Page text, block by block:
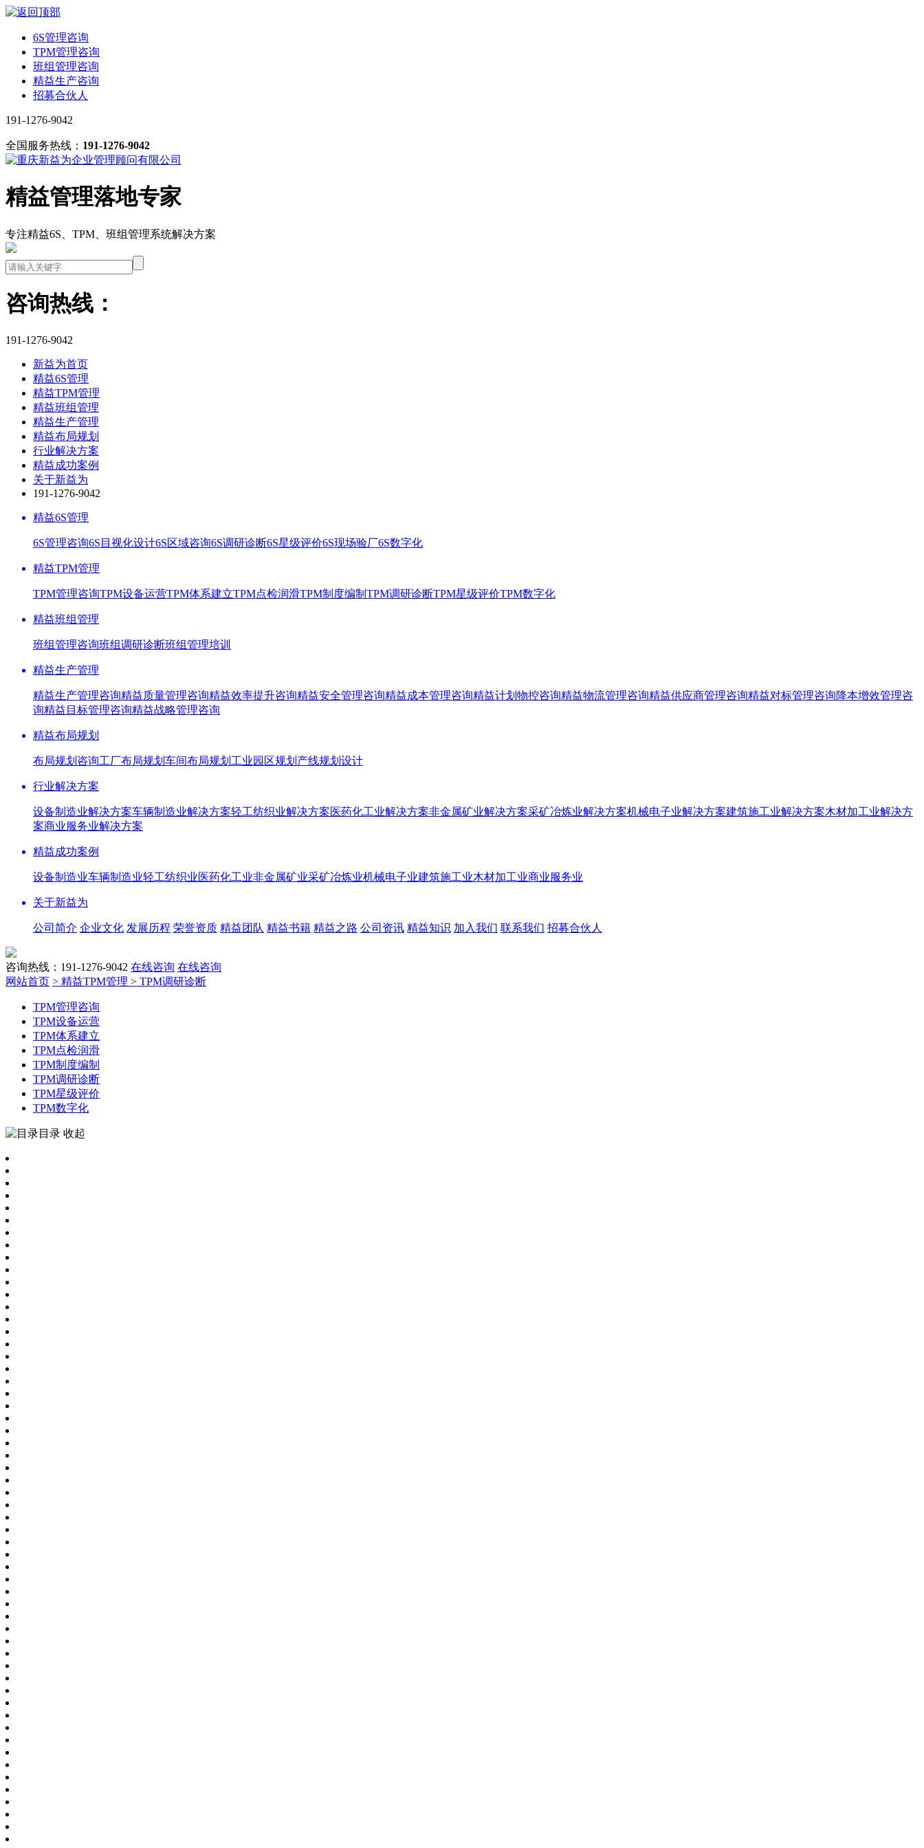
6S管理咨询
TPM管理咨询
班组管理咨询
精益生产咨询
招募合伙人
191-1276-9042
全国服务热线： 191-1276-9042
精益管理落地专家
专注精益6S、TPM、班组管理系统解决方案
咨询热线：
191-1276-9042
新益为首页
精益6S管理
精益TPM管理
精益班组管理
精益生产管理
精益布局规划
行业解决方案
精益成功案例
关于新益为
191-1276-9042
精益6S管理
6S管理咨询6S目视化设计6S区域咨询6S调研诊断6S星级评价6S现场验厂6S数字化
精益TPM管理
TPM管理咨询TPM设备运营TPM体系建立TPM点检润滑TPM制度编制 TPM调研诊断TPM星级评价TPM数字化
精益班组管理
班组管理咨询班组调研诊断班组管理培训
精益生产管理
精益生产管理咨询精益质量管理咨询精益效率提升咨询精益安全管理咨询精益成本管理咨询精益计划物控咨询精益物流管理咨询精益供应商管理咨询精益对标管理咨询降本增效管理咨
询精益目标管理咨询精益战略管理咨询
精益布局规划
布局规划咨询工厂布局规划 车间布局规划 工业园区规划 产线规划设计
行业解决方案
设备制造业解决方案车辆制造业解决方案轻工纺织业解决方案医药化工业解决方案非金属矿业解决方案采矿冶炼业解决方案机械电子业解决方案建筑施工业解决方案木材加工业解决方
案商业服务业解决方案
精益成功案例
设备制造业车辆制造业轻工纺织业医药化工业非金属矿业采矿冶炼业机械电子业建筑施工业木材加工业商业服务业
关于新益为
公司简介 企业文化 发展历程 荣誉资质 精益团队 精益书籍 精益之路 公司资讯 精益知识 加入我们 联系我们 招募合伙人
咨询热线：191-1276-9042 在线咨询 在线咨询
网站首页 > 精益TPM管理 > TPM调研诊断
TPM管理咨询
TPM设备运营
TPM体系建立
TPM点检润滑
TPM制度编制
TPM调研诊断
TPM星级评价
TPM数字化
目录 收起